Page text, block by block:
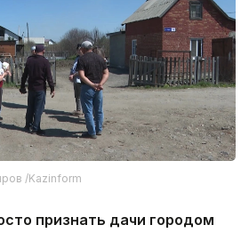
/Kazinform
признать дачи городом